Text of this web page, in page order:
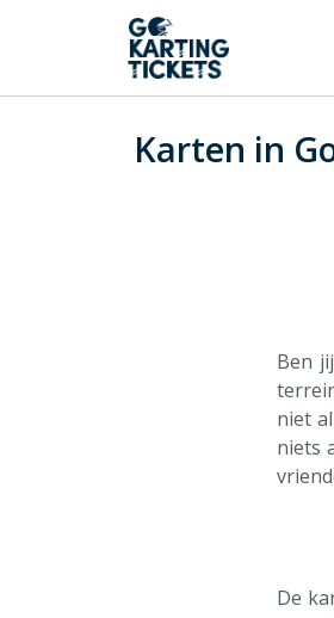
Karten in
Ben
niet
niets
De